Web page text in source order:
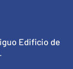
Edificio de